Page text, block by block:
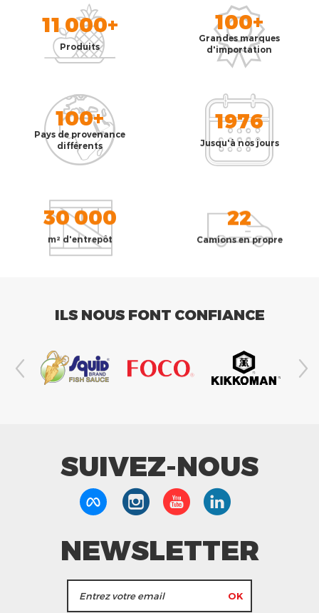
11 000+
Produits
100+
Grandes marques
d'importation
100+
Pays de provenance
différents
1976
Jusqu'à nos jours
30 000
m² d'entrepôt
22
Camions en propre
ILS NOUS FONT CONFIANCE
SUIVEZ-NOUS
NEWSLETTER